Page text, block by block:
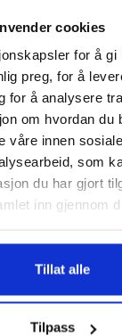
cookies
for å gi
preg, for å
for å analysere
om hvordan du
våre innen
som
du har gjort
inn gjennom
Tillat alle
Tilpass
du ha
vårt
og
oss¢!
takk, jeg er
takk! Jeg betaler